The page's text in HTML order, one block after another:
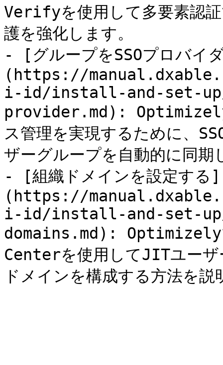
Verifyを使用して多要素認
護を強化します。
- [グループをSSOプロバイ
(https://
i-id/install-and-set-up/
provider.md): Optimizely
ス管理を実現するために、
ザーグループを自動的に同期
- [組織ドメインを設定する]
(https://
i-id/install-and-set-
domains.md): Optimizely
Centerを使用してJITユーザ